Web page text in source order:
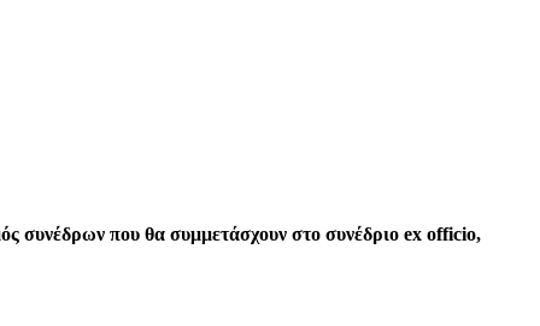
συνέδρων που θα συμμετάσχουν στο συνέδριο ex officio,